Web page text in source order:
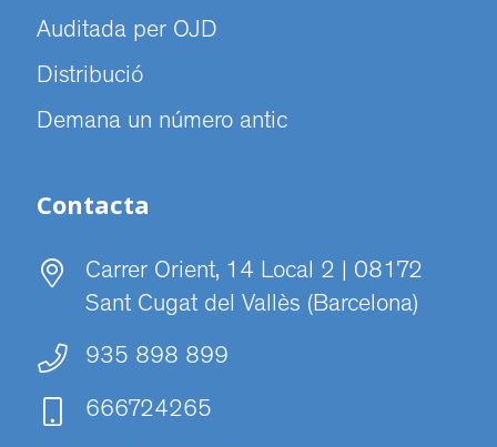
Auditada per OJD
Distribució
Demana un número antic
Contacta
Carrer Orient, 14 Local 2 | 08172
Sant Cugat del Vallès (Barcelona)
935 898 899
666724265